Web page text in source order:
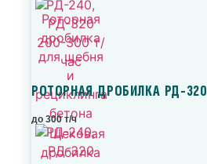
РОТОРНАЯ ДРОБИЛКА РД-320
до 300 т/ч